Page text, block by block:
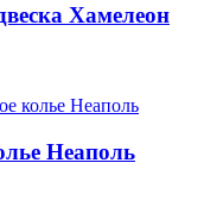
Хамелеон
Неаполь